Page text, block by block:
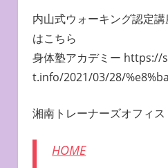
内山式ウォーキング認定
はこちら
身体塾アカデミー https://
t.info/2021/03/28/
湘南トレーナーズオフィ
HOME